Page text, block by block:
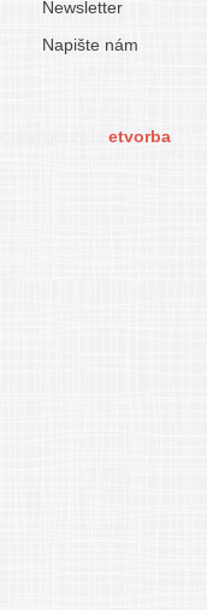
Newsletter
Napište nám
etvorba